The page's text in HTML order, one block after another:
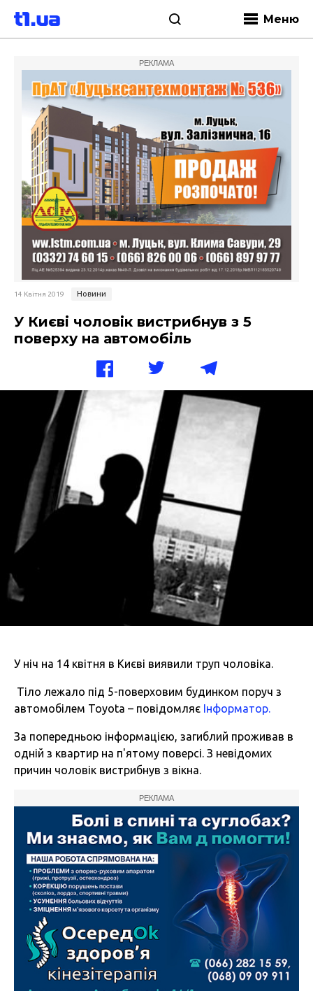
Меню
РЕКЛАМА
14 Квітня 2019 Новини
У Києві чоловік вистрибнув з 5
поверху на автомобіль
У ніч на 14 квітня в Києві виявили труп чоловіка.
Тіло лежало під 5-поверховим будинком поруч з
автомобілем Toyota – повідомляє Інформатор.
За попередньою інформацією, загиблий проживав в
одній з квартир на п'ятому поверсі. З невідомих
причин чоловік вистрибнув з вікна.
РЕКЛАМА